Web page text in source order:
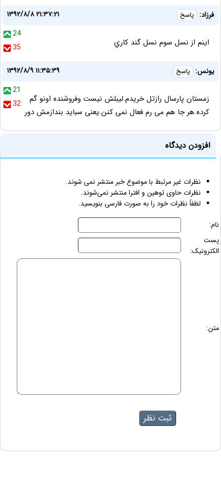
فرزاد: پاسخ
۱۳۹۲/۸/۸ ۲۱:۳۷:۲۱
24
35
اينم از نسل سوم نسل گند كاري
یونس: پاسخ
۱۳۹۲/۸/۹ ۱۱:۳۵:۳۹
21
32
زمستان پارسال رازتل خریدم.لیبلش نیست وفروشنده اونو گم
کرده.هر جا هم می رم فعال نمی کنن.یعنی سباید بندازمش دور
افزودن دیدگاه
نظرات غیر مرتبط با موضوع خبر منتشر نمی شوند.
نظرات حاوی توهین و افترا منتشر نمی‌شوند.
لطفاً نظرات خود را به صورت فارسی بنویسید.
نام:
پست
الکترونیک:
متن: